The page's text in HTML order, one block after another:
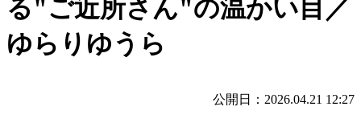
る"ご近所さん"の温かい目／
ゆらりゆうら
公開日：2026.04.21 12:27